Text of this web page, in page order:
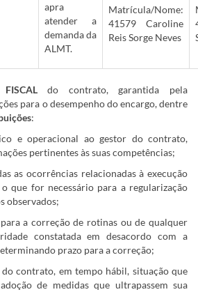
apra
atender a
demanda da
ALMT.
Matrícula/Nome:
41579 Caroline
Reis Sorge Neves
FISCALdo contrato, garantida pela
para o desempenho do encargo, dentre
:
e operacional ao gestor do contrato,
pertinentes às suas competências;
as ocorrências relacionadas à execução
que for necessário para a regularização
observados;
a correção de rotinas ou de qualquer
constatada em desacordo com a
prazo para a correção;
contrato, em tempo hábil, situação que
de medidas que ultrapassem sua